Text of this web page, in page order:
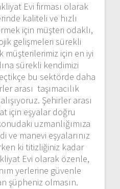
Evi firması olarak
kaliteli ve hızlı
için müşteri odaklı,
gelişmeleri sürekli
müşterilerimiz için en iyi
sürekli kendimizi
bu sektörde daha
arası taşımacılık
Şehirler arası
için eşyalar doğru
uzmanlığımıza
ve manevi eşyalarınız
ki titizliğiniz kadar
Evi olarak özenle,
yerlerine güvenle
şüpheniz olmasın.